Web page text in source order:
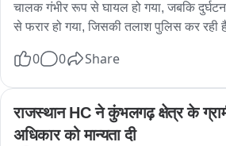
बताया। पुलिस ने शव को कब्जे में लेकर पंचनामा
लिए भेज दिया है।
ग्रामीणों के बीच चर्चा है कि किशोर का गांव
संबंध में अभी किसी भी कारण की आधिकारिक
पहलुओं पर जांच जारी है।
चालक गंभीर रूप से घायल हो गया, जबकि
से फरार हो गया, जिसकी तलाश पुलिस कर रही
0 0 Share
राजस्थान HC ने कुंभलगढ़ क्षेत्र के
अधिकार को मान्यता दी